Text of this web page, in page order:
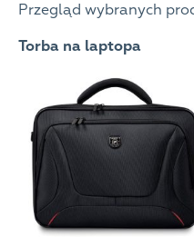
Przegląd wybranych
Torba na laptopa